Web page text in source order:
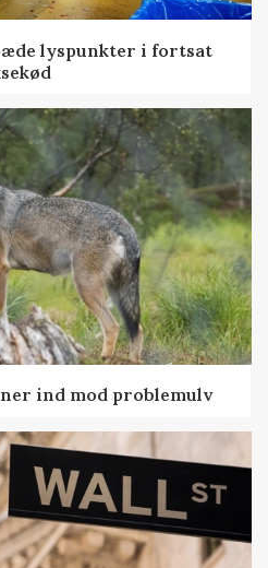
lyspunkter i fortsat
ind mod problemulv